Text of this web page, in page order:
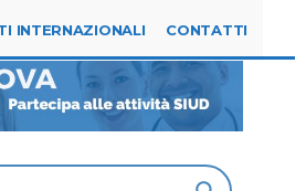
segreteria@siud.it
INTERNAZIONALI CONTATTI